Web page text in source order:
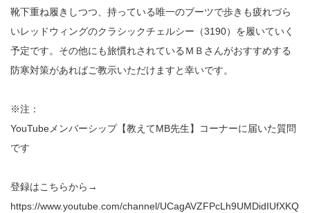
靴下重ね履きしつつ、持っている唯一のブーツで歩きも疲れづら
いレッドウィングのクラシックチェルシー（3190）を履いていく
予定です。その他にも旅慣れされているＭＢさんがおすすめする
防寒対策があればご教示いただけますと幸いです。
※注：
YouTubeメンバーシップ【教えてMB先生】コーナーに届いた質問
です
登録はこちらから→
https://www.youtube.com/channel/UCagAVZFPcLh9UMDidIUfXKQ